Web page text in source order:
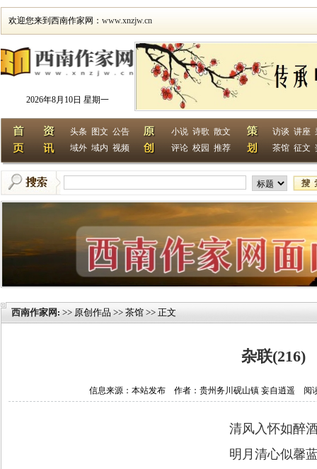
欢迎您来到西南作家网： www.xnzjw.cn
2026年8月10日 星期一
头条 图文 公告
域外 域内 视频
小说 诗歌 散文
评论 校园 推荐
访谈 讲座
茶馆 征文
西南作家网 : >> 原创作品 >> 茶馆 >> 正文
杂联(216)
信息来源：本站发布 作者：贵州务川砚山镇 妄自逍遥 阅
清风入怀如醉
明月清心似馨